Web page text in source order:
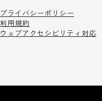
プライバシーポリシー
利用規約
ウェブアクセシビリティ対応